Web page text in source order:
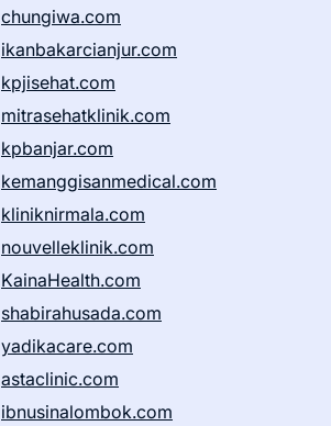
chungiwa.com
ikanbakarcianjur.com
kpjisehat.com
mitrasehatklinik.com
kpbanjar.com
kemanggisanmedical.com
kliniknirmala.com
nouvelleklinik.com
KainaHealth.com
shabirahusada.com
yadikacare.com
astaclinic.com
ibnusinalombok.com